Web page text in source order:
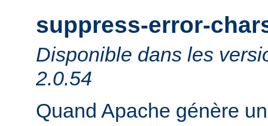
suppress-error-
Disponible dans les
2.0.54
Quand Apache génère